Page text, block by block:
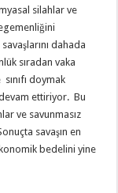
silahlar ve
dahada
sıradan vaka
doymak
ettiriyor. Bu
ve savunmasız
savaşın en
bedelini yine